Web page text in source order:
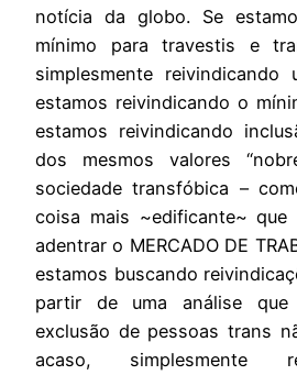
notícia da globo. Se
mínimo para travestis e
simplesmente reivindicando
estamos reivindicando o
estamos reivindicando
dos mesmos valores
sociedade transfóbica –
coisa mais ~edificante~ que
adentrar o MERCADO DE
estamos buscando
partir de uma análise
exclusão de pessoas trans
acaso, simplesmente